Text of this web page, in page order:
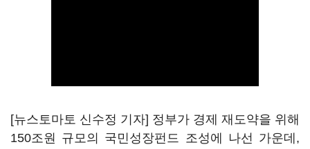
[뉴스토마토 신수정 기자] 정부가 경제 재도약을 위해
150조원 규모의 국민성장펀드 조성에 나선 가운데,